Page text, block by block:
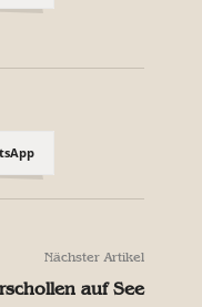
Nächster Artikel
auf See